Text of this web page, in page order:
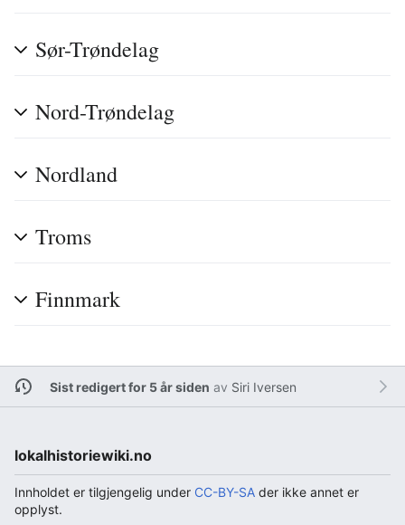
Sør-Trøndelag
Nord-Trøndelag
Nordland
Troms
Finnmark
Sist redigert for 5 år siden av Siri Iversen
lokalhistoriewiki.no
Innholdet er tilgjengelig under CC-BY-SA der ikke annet er
opplyst.